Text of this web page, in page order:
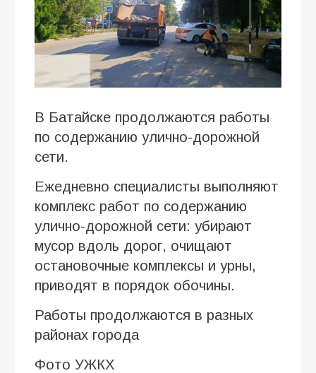
В Батайске продолжаются работы
по содержанию улично-дорожной
сети.
Ежедневно специалисты выполняют
комплекс работ по содержанию
улично-дорожной сети: убирают
мусор вдоль дорог, очищают
остановочные комплексы и урны,
приводят в порядок обочины.
Работы продолжаются в разных
районах города
Фото УЖКХ